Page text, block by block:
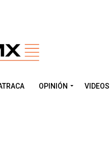
OPINIÓN VIDEOS